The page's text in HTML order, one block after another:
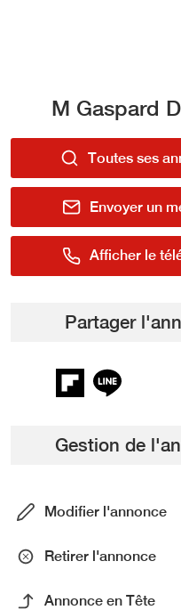
M Gaspard
Toutes ses
Envoyer un
Afficher le
Partager
Gestion de
Modifier l'annonce
Retirer l'annonce
Annonce en Tête